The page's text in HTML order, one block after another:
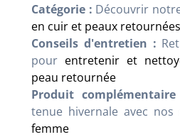
Catégorie : Découvrir
en cuir et peaux
Conseils d'entretien :
pour entretenir et
peau retournée
Produit
tenue hivernale avec nos
femme